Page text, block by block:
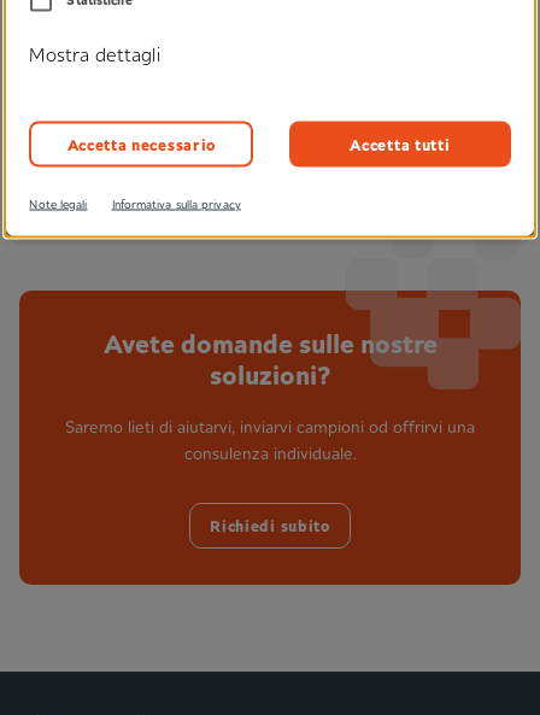
Stampa articolo
Condividi articolo
Avete domande sulle nostre
soluzioni?
Saremo lieti di aiutarvi, inviarvi campioni od offrirvi una
consulenza individuale.
Richiedi subito
Mostra dettagli
Accetta necessario Accetta tutti
Note legali Informativa sulla privacy